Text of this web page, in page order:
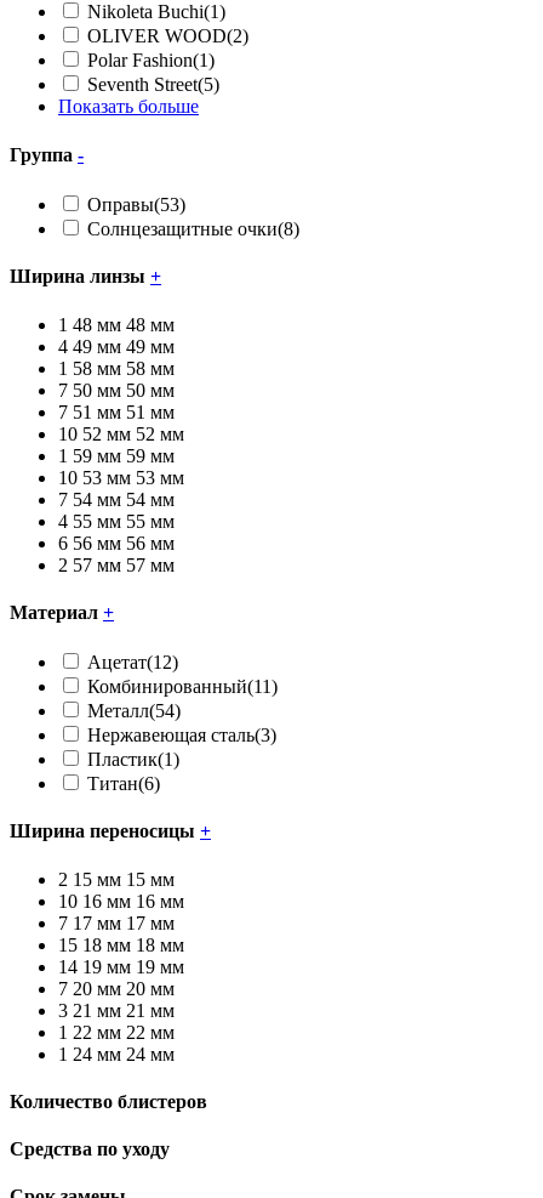
Nikoleta Buchi(1)
OLIVER WOOD(2)
Polar Fashion(1)
Seventh Street(5)
Показать больше
Группа -
Оправы(53)
Солнцезащитные очки(8)
Ширина линзы +
1 48 мм 48 мм
4 49 мм 49 мм
1 58 мм 58 мм
7 50 мм 50 мм
7 51 мм 51 мм
10 52 мм 52 мм
1 59 мм 59 мм
10 53 мм 53 мм
7 54 мм 54 мм
4 55 мм 55 мм
6 56 мм 56 мм
2 57 мм 57 мм
Материал +
Ацетат(12)
Комбинированный(11)
Металл(54)
Нержавеющая сталь(3)
Пластик(1)
Титан(6)
Ширина переносицы +
2 15 мм 15 мм
10 16 мм 16 мм
7 17 мм 17 мм
15 18 мм 18 мм
14 19 мм 19 мм
7 20 мм 20 мм
3 21 мм 21 мм
1 22 мм 22 мм
1 24 мм 24 мм
Количество блистеров
Средства по уходу